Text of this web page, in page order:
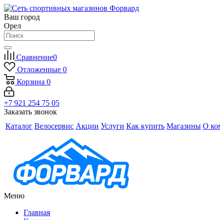
Ваш город
Орел
Сравнение0
Отложенные 0
Корзина 0
+7 921 254 75 05
Заказать звонок
Каталог Велосервис Акции Услуги Как купить Магазины О
Меню
Главная